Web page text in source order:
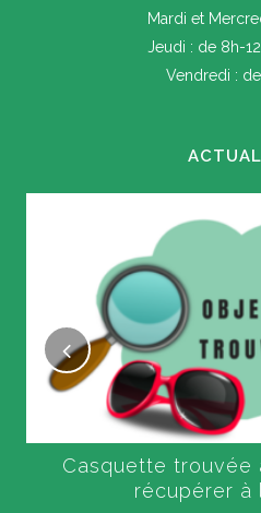
Mardi et
Jeudi : de 8h-
Vendredi :
Casquette trouvée
récupérer à